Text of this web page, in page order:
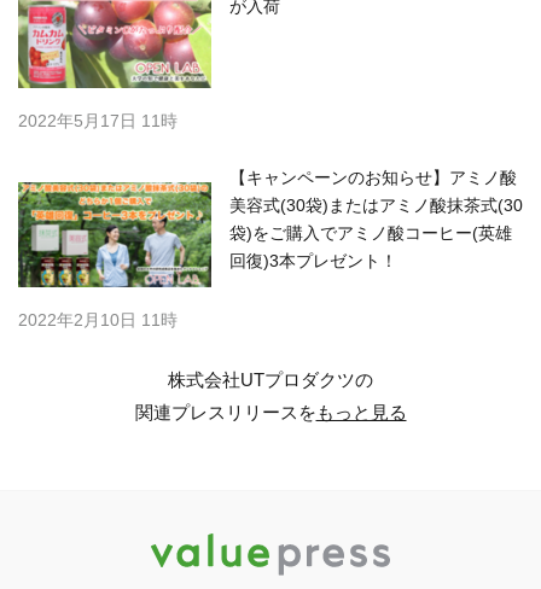
が入荷
2022年5月17日 11時
【キャンペーンのお知らせ】アミノ酸
美容式(30袋)またはアミノ酸抹茶式(30
袋)をご購入でアミノ酸コーヒー(英雄
回復)3本プレゼント！
2022年2月10日 11時
株式会社UTプロダクツの
関連プレスリリースをもっと見る